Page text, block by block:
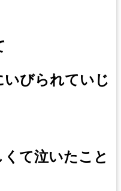
びられていじ
て泣いたこと